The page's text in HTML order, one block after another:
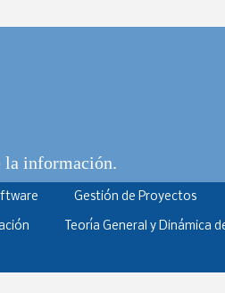
la información.
Gestión de Proyectos
Teoría General y Dinámica